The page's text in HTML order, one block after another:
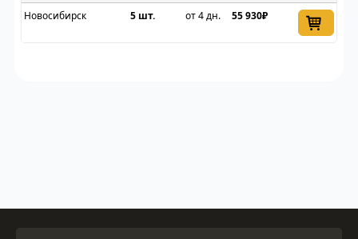
Новосибирск
5 шт. от 4 дн. 55 930₽